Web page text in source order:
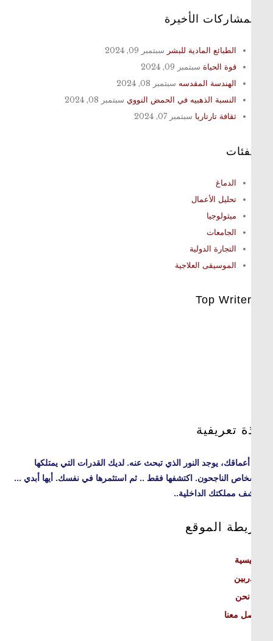
الأخيرة
الطبائع المادية للبشر سبتمبر 09, 2024
قوة الحياة سبتمبر 09, 2024
الهندسة المقدسه سبتمبر 08, 2024
النسبة الذهبيه في الحمض النووي
سبتمبر 08, 2024
ثقافة تارتاريا سبتمبر 07, 2024
الدماغ
تحليل الأعمال
ميثولوجيا
الجامعات
التجارة الدولية
الموسيقى العلاجية
Top
تعريفية
يوجد النور الذي تبحث عنه. لديك القدرات التي يمتلكها
الناجحون. اكتشفها فقط .. ثم استثمرها في نفسك. أيها أبدي ...
مملكتك الداخلية..
الموقع
معنا